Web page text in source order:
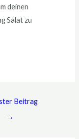
deinen
Salat zu
Beitrag
→